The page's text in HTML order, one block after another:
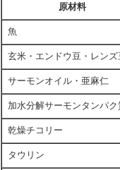
原材料
魚
玄米・エンドウ豆・レンズ
サーモンオイル・亜麻仁
加水分解サーモンタンパク
乾燥チコリー
タウリン